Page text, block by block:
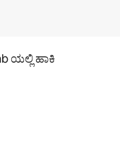
ಯಲ್ಲಿ ಹಾಕಿ